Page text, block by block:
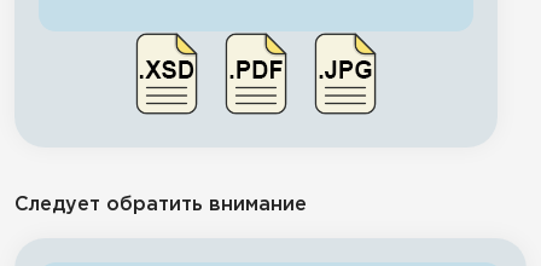
Следует обратить внимание